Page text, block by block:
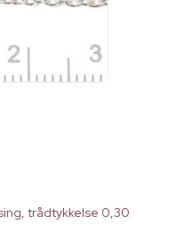
trådtykkelse 0,30